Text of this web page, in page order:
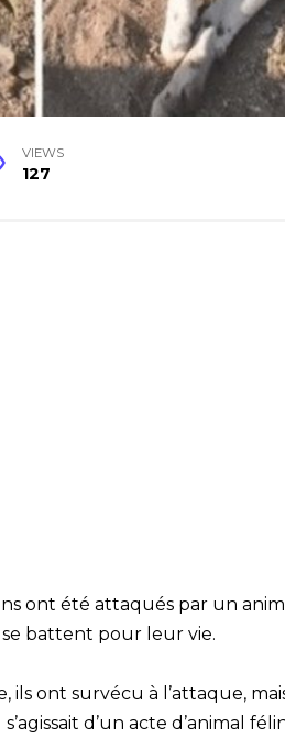
VIEWS
127
ont été attaqués par un
battent pour leur vie.
ils ont survécu à l’attaque,
d’un acte d’animal